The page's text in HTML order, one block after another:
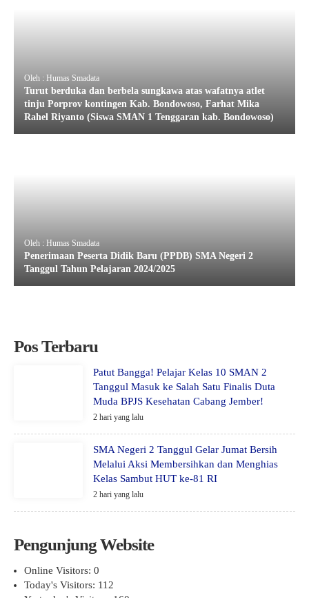
Oleh : Humas Smadata
Turut berduka dan berbela sungkawa atas wafatnya atlet
tinju Porprov kontingen Kab. Bondowoso, Farhat Mika
Rahel Riyanto (Siswa SMAN 1 Tenggaran kab. Bondowoso)
Oleh : Humas Smadata
Penerimaan Peserta Didik Baru (PPDB) SMA Negeri 2
Tanggul Tahun Pelajaran 2024/2025
Pos Terbaru
Patut Bangga! Pelajar Kelas 10 SMAN 2
Tanggul Masuk ke Salah Satu Finalis Duta
Muda BPJS Kesehatan Cabang Jember!
2 hari yang lalu
SMA Negeri 2 Tanggul Gelar Jumat Bersih
Melalui Aksi Membersihkan dan Menghias
Kelas Sambut HUT ke-81 RI
2 hari yang lalu
Pengunjung Website
Online Visitors: 0
Today's Visitors: 112